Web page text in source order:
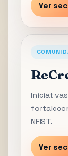
Ver
NFIST.
Ver